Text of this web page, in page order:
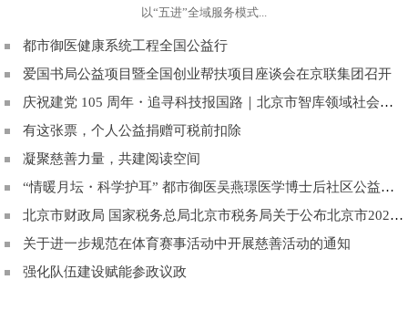
以“五进”全域服务模式...
都市御医健康系统工程全国公益行
爱国书局公益项目暨全国创业帮扶项目座谈会在京联集团召开
庆祝建党 105 周年・追寻科技报国路｜北京市智库领域社会服务机构第一联合党委组织参观中科院科技成就展主题党日活动
有这张票，个人公益捐赠可税前扣除
凝聚慈善力量，共建阅读空间
“情暖月坛・科学护耳” 都市御医吴燕璟医学博士后社区公益行圆满举行
北京市财政局 国家税务总局北京市税务局关于公布北京市2022年度第十五批、2023年度第十三批、2024年度第十批和2025年度第四批取得非营利组织免税资格单位名单的通知
关于进一步规范在体育赛事活动中开展慈善活动的通知
强化队伍建设赋能参政议政